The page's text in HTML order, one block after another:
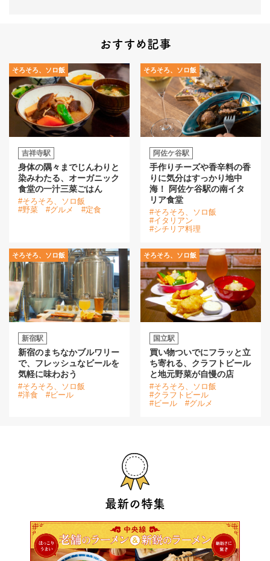
最新の特集
おすすめ記事
そろそろ、ソロ飯
吉祥寺駅
身体の隅々までじんわりと
染みわたる、オーガニック
食堂の一汁三菜ごはん
#そろそろ、ソロ飯
#野菜
#グルメ #定食
そろそろ、ソロ飯
阿佐ケ谷駅
手作りチーズや香辛料の香
りに気分はすっかり地中
海！ 阿佐ケ谷駅の南イタ
リア食堂
#そろそろ、ソロ飯
#イタリアン
#シチリア料理
そろそろ、ソロ飯
新宿駅
新宿のまちなかブルワリー
で、フレッシュなビールを
気軽に味わおう
#そろそろ、ソロ飯
#洋食
#ビール
そろそろ、ソロ飯
国立駅
買い物ついでにフラッと立
ち寄れる、クラフトビール
と地元野菜が自慢の店
#そろそろ、ソロ飯
#クラフトビール
#ビール
#グルメ